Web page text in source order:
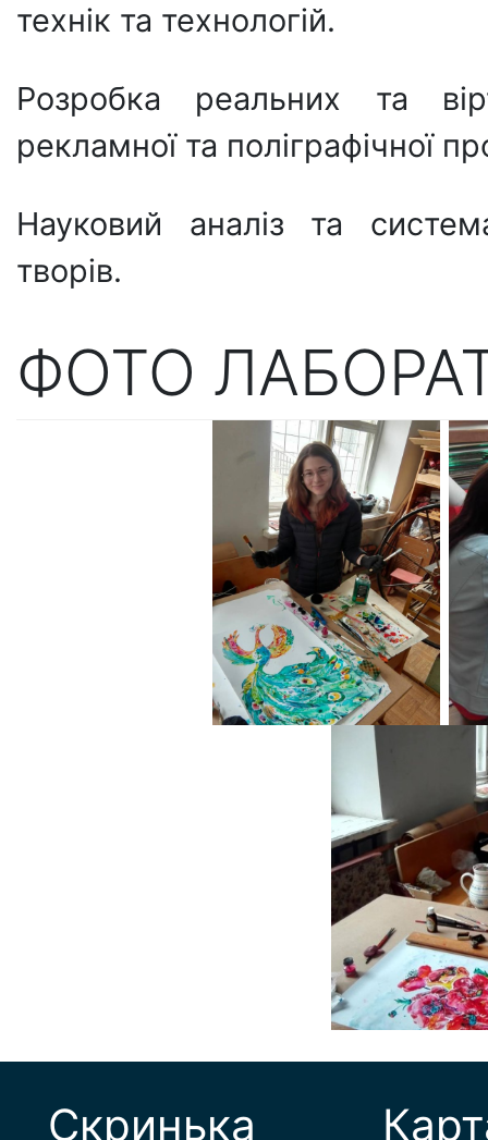
технік та технологій.
Розробка реальних та
рекламної та поліграфічної
Науковий аналіз та
творів.
ФОТО
Скринька